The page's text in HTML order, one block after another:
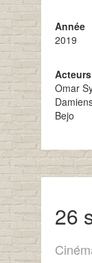
Année
2019
Acteurs
Omar
Bejo
26